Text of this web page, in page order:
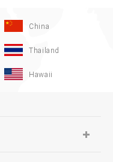
China
Thailand
Hawaii